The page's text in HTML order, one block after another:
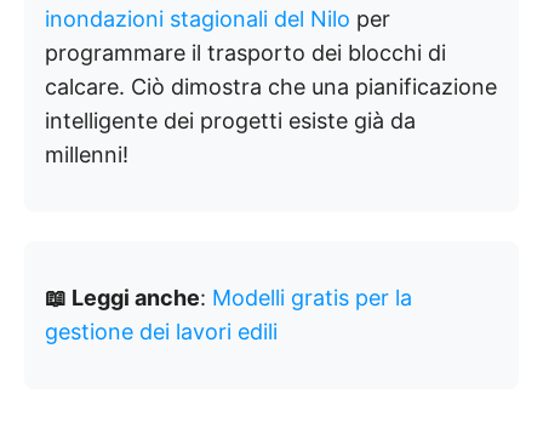
inondazioni stagionali del Nilo per
programmare il trasporto dei blocchi di
calcare. Ciò dimostra che una pianificazione
intelligente dei progetti esiste già da
millenni!
📖 Leggi anche: Modelli gratis per la
gestione dei lavori edili